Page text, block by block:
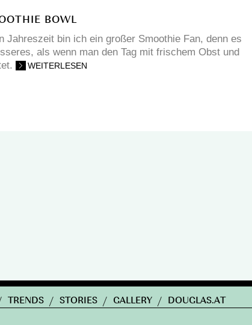
BOWL
Jahreszeit bin ich ein großer Smoothie Fan, denn es
als wenn man den Tag mit frischem Obst und
WEITERLESEN
TRENDS / STORIES / GALLERY / DOUGLAS.AT